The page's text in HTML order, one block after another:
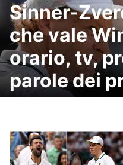
Sinner-
che vale
orario, tv,
parole dei